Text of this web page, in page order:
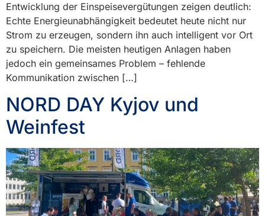
Entwicklung der Einspeisevergütungen zeigen deutlich:
Echte Energieunabhängigkeit bedeutet heute nicht nur
Strom zu erzeugen, sondern ihn auch intelligent vor Ort
zu speichern. Die meisten heutigen Anlagen haben
jedoch ein gemeinsames Problem – fehlende
Kommunikation zwischen […]
NORD DAY Kyjov und
Weinfest